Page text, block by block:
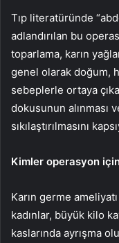
Tıp literatüründe
adlandırılan bu
toparlama, karın
genel olarak doğum,
sebeplerle ortaya
dokusunun alınması
sıkılaştırılmasını
Kimler operasyon
Karın germe
kadınlar, büyük kilo
kaslarında ayrışma